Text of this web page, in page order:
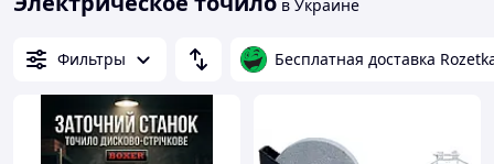
в Украине
Фильтры Бесплатная доставка